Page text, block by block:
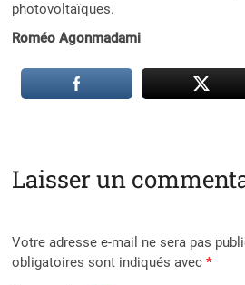
photovoltaïques.
Roméo Agonmadami
Laisser un
Votre adresse e-mail ne sera pas
obligatoires sont indiqués avec*